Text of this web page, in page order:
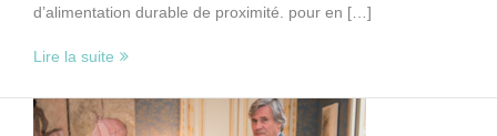
d’alimentation durable de proximité. pour en […]
Lire la suite